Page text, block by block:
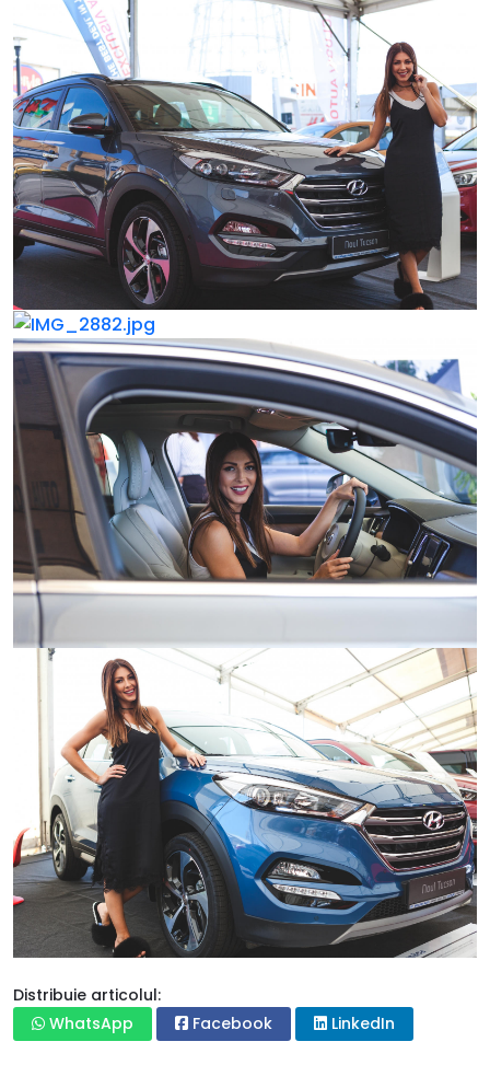
Distribuie articolul:
WhatsApp
Facebook LinkedIn